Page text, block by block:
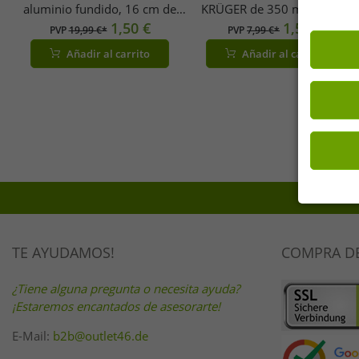
aluminio fundido, 16 cm de
diámetro, fabricado en Italia,
negro
PVP19,99 €* 1,50 €
Añadir al carrito
KRÜGER de 350 ml y 8 cm.
Taza robusta de acero
esmaltado. Resistente al calor.
Apta para uso alimentario.
Color burdeos/blanco.
PVP7,99 €* 1,50 €
Añadir al carrito
TE AYUDAMOS!
¿Tiene alguna pregunta o necesita ayuda?
¡Estaremos encantados de asesorarte!
E-Mail: b2b@outlet46.de
COMPRA